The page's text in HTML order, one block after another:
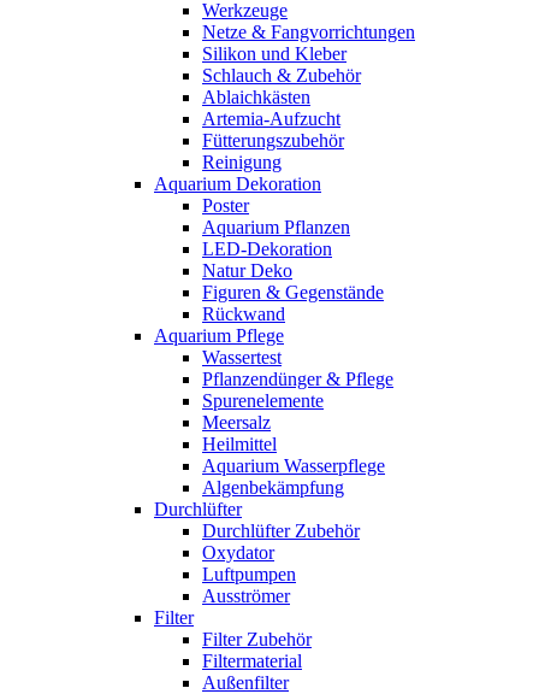
Werkzeuge
Netze & Fangvorrichtungen
Silikon und Kleber
Schlauch & Zubehör
Ablaichkästen
Artemia-Aufzucht
Fütterungszubehör
Reinigung
Aquarium Dekoration
Poster
Aquarium Pflanzen
LED-Dekoration
Natur Deko
Figuren & Gegenstände
Rückwand
Aquarium Pflege
Wassertest
Pflanzendünger & Pflege
Spurenelemente
Meersalz
Heilmittel
Aquarium Wasserpflege
Algenbekämpfung
Durchlüfter
Durchlüfter Zubehör
Oxydator
Luftpumpen
Ausströmer
Filter
Filter Zubehör
Filtermaterial
Außenfilter